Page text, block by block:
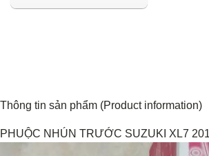
Thông tin sản phẩm (Product information)
PHUỘC NHÚN TRƯỚC SUZUKI XL7